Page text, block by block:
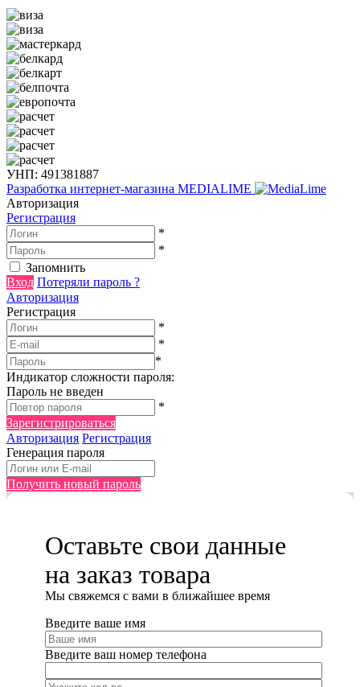
УНП: 491381887
Разработка интернет-магазина MEDIALIME
Авторизация
Регистрация
*
*
Запомнить
Вход Потеряли пароль ?
Авторизация
Регистрация
*
*
*
Индикатор сложности пароля:
Пароль не введен
*
Зарегистрироваться
Авторизация Регистрация
Генерация пароля
Получить новый пароль
Оставьте свои данные
на заказ товара
Мы cвяжемся с вами в ближайшее время
Введите ваше имя
Введите ваш номер телефона